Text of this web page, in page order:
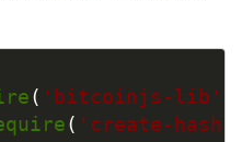
( 'bitcoinjs-lib'
( 'create-hash'